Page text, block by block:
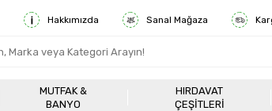
Hakkımızda Sanal Mağaza
MUTFAK &
BANYO
HIRDAVAT
ÇEŞITLERI